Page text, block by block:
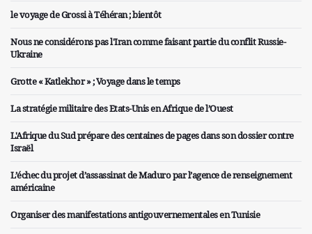
le voyage de Grossi à Téhéran ; bientôt
Nous ne considérons pas l'Iran comme faisant partie du conflit Russie-
Ukraine
Grotte « Katlekhor » ; Voyage dans le temps
La stratégie militaire des Etats-Unis en Afrique de l’Ouest
L'Afrique du Sud prépare des centaines de pages dans son dossier contre
Israël
L’échec du projet d’assassinat de Maduro par l’agence de renseignement
américaine
Organiser des manifestations antigouvernementales en Tunisie